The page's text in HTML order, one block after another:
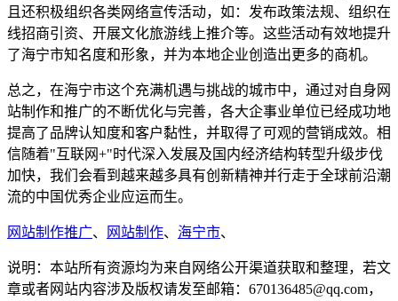
且还积极组织各类网络宣传活动，如：发布政策法规、组织在
线招商引资、开展文化旅游线上推介等。这些活动有效地提升
了海宁市知名度和形象，并为本地企业创造出更多的商机。
总之，在海宁市这个充满机遇与挑战的城市中，通过对自身网
站制作和推广的不断优化与完善，各大企事业单位已经成功地
提高了品牌认知度和客户黏性，并取得了可观的营销成效。相
信随着"互联网+"时代深入发展及国内经济结构转型升级步伐
加快，我们会看到越来越多具有创新精神并行走于全球前沿潮
流的中国优秀企业应运而生。
网站制作推广、 网站制作、 海宁市、
说明：本站所有资源均为来自网络公开渠道获取和整理，若文
章或者网站内容涉及版权请发至邮箱：670136485@qq.com，